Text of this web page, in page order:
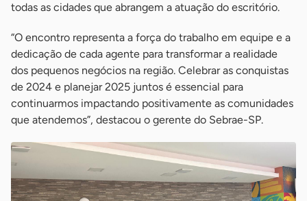
todas as cidades que abrangem a atuação do escritório.
“O encontro representa a força do trabalho em equipe e a
dedicação de cada agente para transformar a realidade
dos pequenos negócios na região. Celebrar as conquistas
de 2024 e planejar 2025 juntos é essencial para
continuarmos impactando positivamente as comunidades
que atendemos”, destacou o gerente do Sebrae-SP.